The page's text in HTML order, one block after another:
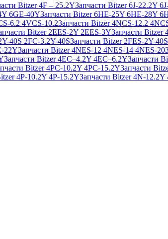
Bitzer 4F – 25.2YЗапчасти Bitzer 6J-22.2Y
6GE-40YЗапчасти Bitzer 6HE-25Y 6HE-28Y
6.2 4VCS-10.2Запчасти Bitzer 4NCS-12.2
Bitzer 2EES-2Y 2EES-3YЗапчасти Bitzer
40S 2FC-3.2Y-40SЗапчасти Bitzer 2FES-2Y-
22YЗапчасти Bitzer 4NES-12 4NES-14 4NES-20
Запчасти Bitzer 4EC–4.2Y 4EC–6.2YЗапчасти
Bitzer 4PC-10.2Y 4PC-15.2YЗапчасти
4P-10.2Y 4P-15.2YЗапчасти Bitzer 4N-12.2Y